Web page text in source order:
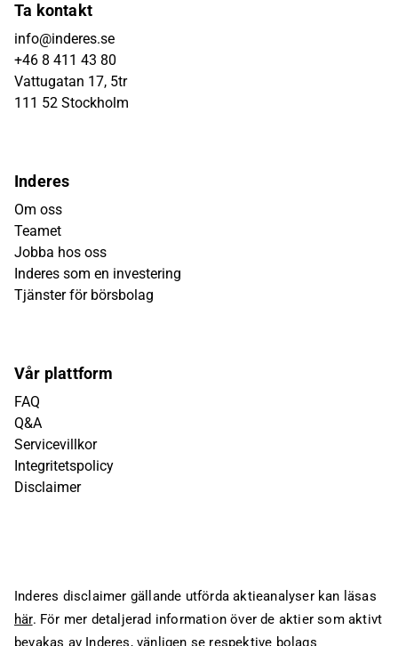
Ta kontakt
info@inderes.se
+46 8 411 43 80
Vattugatan 17, 5tr
111 52 Stockholm
Inderes
Om oss
Teamet
Jobba hos oss
Inderes som en investering
Tjänster för börsbolag
Vår plattform
FAQ
Q&A
Servicevillkor
Integritetspolicy
Disclaimer
Inderes disclaimer gällande utförda aktieanalyser kan läsas
här. För mer detaljerad information över de aktier som aktivt
bevakas av Inderes, vänligen se respektive bolags